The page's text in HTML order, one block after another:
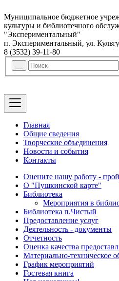
Муниципальное бюджетное
культуры и библиотечного
"Экспериментальный"
п. Экспериментальный, ул.
8 (3532) 39-11-80
Главная
Общие сведения
Творческие объединения
Новости и события
Контакты
Оцените нашу работу -
О "Пушкинской карте"
Библиотека
Мероприятия в
Библиотека п.Чистый
Предоставление услуг
Деятельность - документы
Отчетность
Оценка качества
Материально-техническое
График мероприятий
Гостевая книга